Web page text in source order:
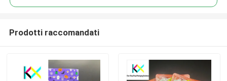
Prodotti raccomandati